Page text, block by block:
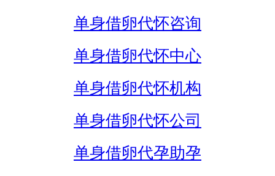
单身借卵代怀咨询
单身借卵代怀中心
单身借卵代怀机构
单身借卵代怀公司
单身借卵代孕助孕